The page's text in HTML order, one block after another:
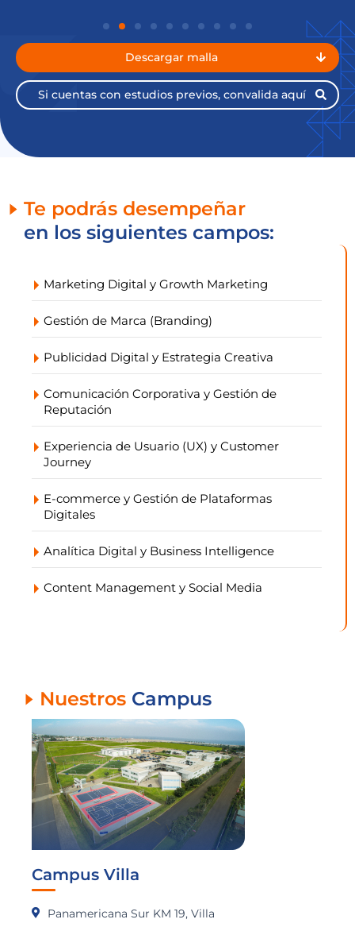
Descargar malla
Si cuentas con estudios previos, convalida aquí​
Te podrás desempeñar
en los siguientes campos:
Marketing Digital y Growth Marketing
Gestión de Marca (Branding)
Publicidad Digital y Estrategia Creativa
Comunicación Corporativa y Gestión de
Reputación
Experiencia de Usuario (UX) y Customer
Journey
E-commerce y Gestión de Plataformas
Digitales
Analítica Digital y Business Intelligence
Content Management y Social Media
Nuestros Campus
Campus Villa
Panamericana Sur KM 19, Villa